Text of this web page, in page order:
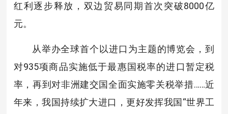
红利逐步释放，双边贸易同期首次突破8000亿
元。
从举办全球首个以进口为主题的博览会，到
对935项商品实施低于最惠国税率的进口暂定税
率，再到对非洲建交国全面实施零关税举措……近
年来，我国持续扩大进口，更好发挥我国“世界工